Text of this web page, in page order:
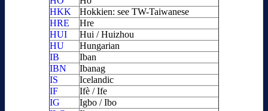
HKK
Hokkien: see TW-Taiwanese
HRE
Hre
HUI
Hui / Huizhou
HU
Hungarian
IB
Iban
IBN
Ibanag
IS
Icelandic
IF
Ifè / Ife
IG
Igbo / Ibo